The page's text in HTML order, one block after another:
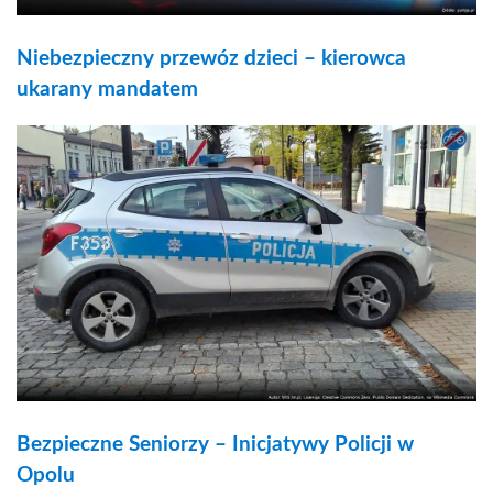
Niebezpieczny przewóz dzieci – kierowca
ukarany mandatem
Bezpieczne Seniorzy – Inicjatywy Policji w
Opolu